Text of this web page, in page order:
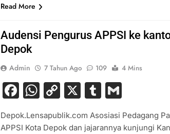
Read More
Audensi Pengurus APPSI ke
Depok
Admin 7 Tahun Ago 109 4 Mins
Facebook
WhatsApp
Copy
X Tumblr
Depok.Lensapublik.com Asosiasi Pedagang
APPSI Kota Depok dan jajarannya kunjungi